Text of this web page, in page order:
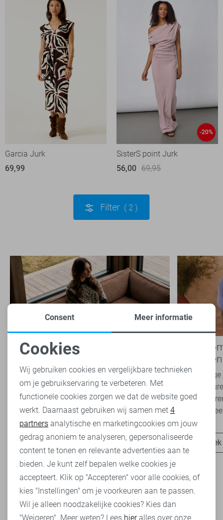
Garcia Jurk
69,99
-20%
SisterS point Jurk
56,00 69,95
Filter 2
Nieuwe Lady Day najaarscollectie
travelkwaliteit
Het najaar vraagt om kleding die comfortabel,
veelzijdig én stijlvol is. Met de nieuwe Lady
Day najaarscollectie 2026 ben je helemaal
klaar voor...
Ontdek nu
Boho
overal
Van luchtige
zachte
Romance
het
Heb je dit al eens bekeken?
Noodzakelijke cookies
Personalisatie cookies
Analytische cookies
Marketing cookies
Consent Meer informatie
Cookies
Wij gebruiken cookies en vergelijkbare technieken
om je gebruikservaring te verbeteren. Met
functionele cookies zorgen we dat de website goed
werkt. Daarnaast gebruiken wij samen met 4
partners analytische en marketingcookies om jouw
gedrag anoniem te analyseren, gepersonaliseerde
content te tonen en relevante advertenties aan te
bieden. Je kunt zelf bepalen welke cookies je
accepteert. Klik op "Accepteren" voor alle cookies, of
kies "Instellingen" om je voorkeuren aan te passen.
Wil je alleen noodzakelijke cookies? Kies dan
"Weigeren". Meer weten? Lees hieralles over onze